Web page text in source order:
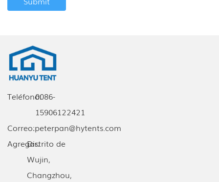
Agregar:Distrito de
Wujin,
Changzhou,
Teléfono:0086-
15906122421
Correo:peterpan@hytents.com